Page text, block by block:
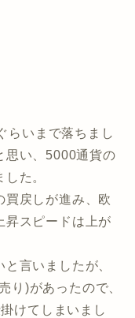
らいまで落ちまし
思い、5000通貨の
た。
買戻しが進み、欧
昇スピードは上が
言いましたが、
り)があったので、
けてしまいまし